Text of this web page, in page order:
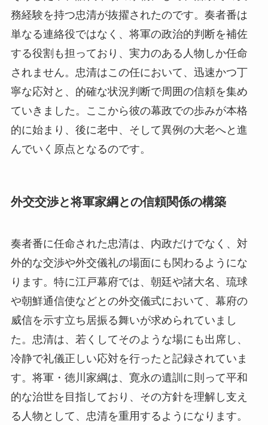
務経験を持つ忠清が抜擢されたのです。奏者番は
単なる連絡役ではなく、将軍の政治的判断を補佐
する役割も担っており、実力のある人物しか任命
されません。忠清はこの任において、迅速かつ丁
寧な応対と、的確な状況判断で周囲の信頼を集め
ていきました。ここから彼の幕政での歩みが本格
的に始まり、後に老中、そして異例の大老へと進
んでいく原点となるのです。
外交交渉と将軍家綱との信頼関係の構築
奏者番に任命された忠清は、内政だけでなく、対
外的な交渉や外交儀礼の場面にも関わるようにな
ります。特に江戸幕府では、朝廷や諸大名、琉球
や朝鮮通信使などとの外交儀式において、幕府の
威信を示す立ち居振る舞いが求められていまし
た。忠清は、若くしてそのような場にも出席し、
冷静で礼儀正しい応対を行ったと記録されていま
す。将軍・徳川家綱は、寛永の遺訓に則って平和
的な治世を目指しており、その方針を理解し支え
る人物として、忠清を重用するようになります。